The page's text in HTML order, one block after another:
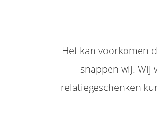
Het kan voorkomen
snappen wij. Wij
relatiegeschenken